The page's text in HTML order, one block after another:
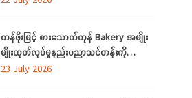
မွန်ပြည်နယ်တွင် ကျင်းပပြုလုပ်
တန်ဖိုးမြင့် စားသောက်ကုန် Bakery အမျိုး
မျိုးထုတ်လုပ်မှုနည်းပညာသင်တန်းကို
စစ်ကိုင်းတိုင်းဒေသကြီး၊ လဟယ်မြို့၌ ဖွင့်လှစ်
23 July 2026